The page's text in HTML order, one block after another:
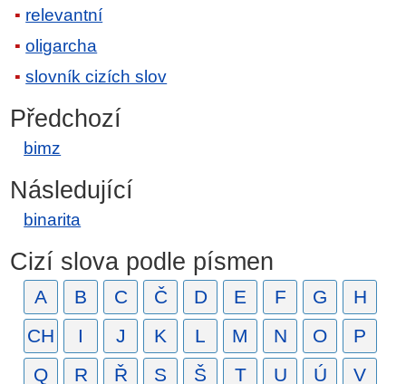
relevantní
oligarcha
slovník cizích slov
Předchozí
bimz
Následující
binarita
Cizí slova podle písmen
A B C Č D E F G
H
CH
I J K L M N O
P
Q
R Ř S Š T U Ú V